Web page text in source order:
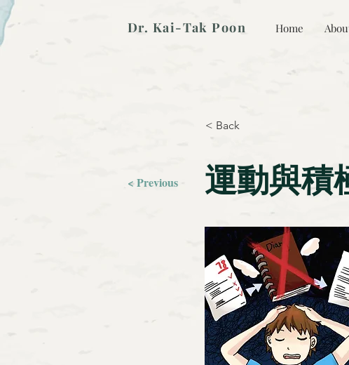
Dr. Kai-Tak Poon Home
< Back
運動與積
< Previous